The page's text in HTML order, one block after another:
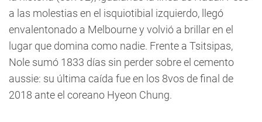
a las molestias en el isquiotibial izquierdo, llegó
envalentonado a Melbourne y volvió a brillar en el
lugar que domina como nadie. Frente a Tsitsipas,
Nole sumó 1833 días sin perder sobre el cemento
aussie: su última caída fue en los 8vos de final de
2018 ante el coreano Hyeon Chung.